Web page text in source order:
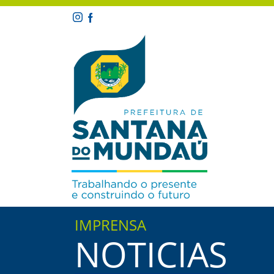
IMPRENSA
NOTICIAS